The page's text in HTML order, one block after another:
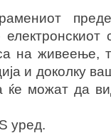
на живеење,
и доколку
можат да
уред.